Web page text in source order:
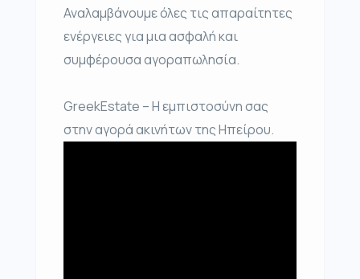
Αναλαμβάνουμε όλες τις απαραίτητες
ενέργειες για μια ασφαλή και
συμφέρουσα αγοραπωλησία.
GreekEstate – Η εμπιστοσύνη σας
στην αγορά ακινήτων της Ηπείρου.